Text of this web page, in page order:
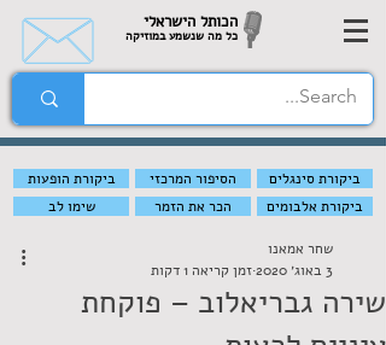
הכותל הישראלי
כל מה שנשמע במוזיקה
ביקורת הופעות הסיפור המרכזי
ביקורת סינגלים
שימו לב
הכר את הזמר ביקורת אלבומים
שירה גבריאלוב – פוקחת
שחר אמאנו
3 באוג׳ 2020
זמן קריאה 1 דקות